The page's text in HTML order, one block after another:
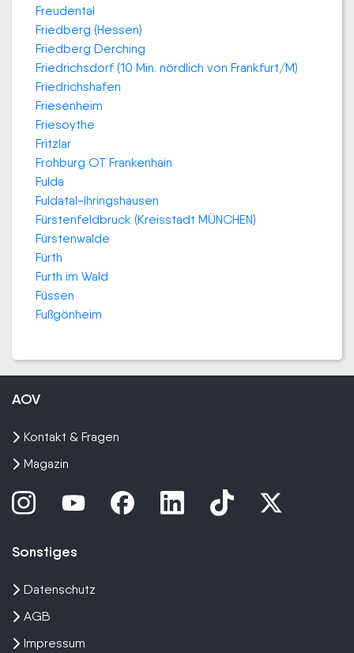
Freudental
Friedberg (Hessen)
Friedberg Derching
Friedrichsdorf (10 Min. nördlich von Frankfurt/M)
Friedrichshafen
Friesenheim
Friesoythe
Fritzlar
Frohburg OT Frankenhain
Fulda
Fuldatal-Ihringshausen
Fürstenfeldbruck (Kreisstadt MÜNCHEN)
Fürstenwalde
Fürth
Furth im Wald
Füssen
Fußgönheim
AOV
Kontakt & Fragen
Magazin
Sonstiges
Datenschutz
AGB
Impressum